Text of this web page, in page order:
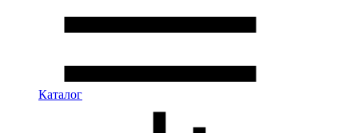
Каталог